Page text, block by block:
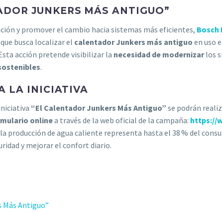
JUNKERS MÁS ANTIGUO”
y promover el cambio hacia sistemas más eficientes, Bosch
busca localizar el calentador Junkers más antiguo en uso
acción pretende visibilizar la necesidad de modernizarlos
.
LA INICIATIVA
“El Calentador Junkers Más Antiguo” se podrán
onlinea través de la web oficial de la campaña: https://
producción de agua caliente representa hasta el 38 % del
y mejorar el confort diario.
Más Antiguo”